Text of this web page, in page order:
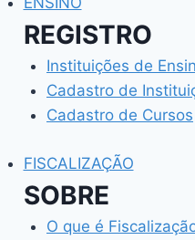
REGISTRO
Instituições de
Cadastro de
Cadastro de Cursos
FISCALIZAÇÃO
SOBRE
O que é